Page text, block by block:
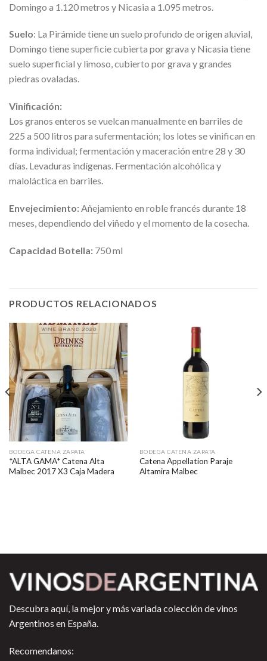
Domingo a 1.120 metros y Nicasia a 1.095 metros.
Suelo: La Pirámide tiene un suelo profundo de origen aluvial,
Domingo tiene superficie cubierta por grava y Nicasia tiene
suelo superficial y limoso, cubierto por grava y grandes
piedras ovaladas.
Vinificación:
Los granos enteros se vuelcan manualmente en barriles de
225 a 500 litros para sufermentación; los lotes se vinifican en
forma individual; fermentación y maceración entre 28 y 30
días. Levaduras indígenas. Fermentación alcohólica y
maloláctica en barriles.
Envejecimiento:Añejamiento en roble francés durante 18
meses, dependiendo del viñedo y el momento de la cosecha.
Capacidad Botella: 750 ml
PRODUCTOS RELACIONADOS
BODEGA CATENA ZAPATA
*ALTA GAMA* Catena Alta
Malbec 2017 X3 Caja Madera
BODEGA CATENA ZAPATA
Catena Appellation Paraje
Altamira Malbec
Descubra aquí, la mejor y más variada colección de vinos
Argentinos en España.
Recomendanos: